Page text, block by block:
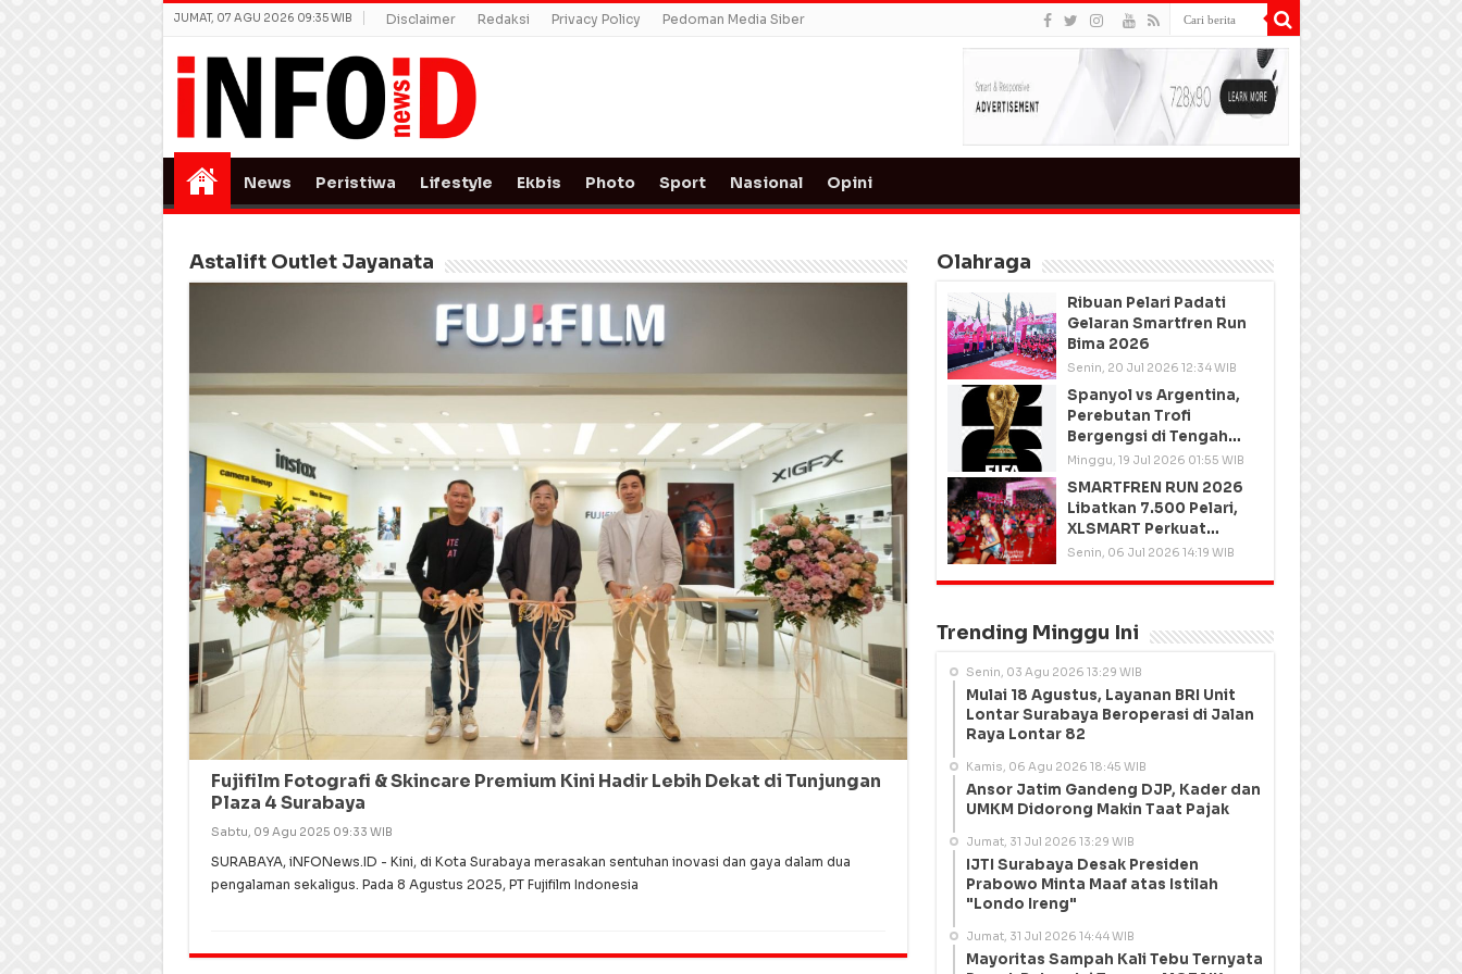
JUMAT, 07 AGU 2026 09:35 WIB Disclaimer Redaksi Privacy Policy Pedoman Media Siber
News Peristiwa Lifestyle Ekbis Photo Sport Nasional Opini
Astalift Outlet Jayanata
Fujifilm Fotografi & Skincare Premium Kini Hadir Lebih Dekat di Tunjungan
Plaza 4 Surabaya
Sabtu, 09 Agu 2025 09:33 WIB
SURABAYA, iNFONews.ID - Kini, di Kota Surabaya merasakan sentuhan inovasi dan gaya dalam dua
pengalaman sekaligus. Pada 8 Agustus 2025, PT Fujifilm Indonesia
Olahraga
Ribuan Pelari Padati
Gelaran Smartfren Run
Bima 2026
Senin, 20 Jul 2026 12:34 WIB
Spanyol vs Argentina,
Perebutan Trofi
Bergengsi di Tengah
Semangat Persatuan
Minggu, 19 Jul 2026 01:55 WIB
SMARTFREN RUN 2026
Libatkan 7.500 Pelari,
XLSMART Perkuat
Kedekatan dengan
Senin, 06 Jul 2026 14:19 WIB
Trending Minggu Ini
Senin, 03 Agu 2026 13:29 WIB
Mulai 18 Agustus, Layanan BRI Unit
Lontar Surabaya Beroperasi di Jalan
Raya Lontar 82
Kamis, 06 Agu 2026 18:45 WIB
Ansor Jatim Gandeng DJP, Kader dan
UMKM Didorong Makin Taat Pajak
Jumat, 31 Jul 2026 13:29 WIB
IJTI Surabaya Desak Presiden
Prabowo Minta Maaf atas Istilah
"Londo Ireng"
Jumat, 31 Jul 2026 14:44 WIB
Mayoritas Sampah Kali Tebu Ternyata